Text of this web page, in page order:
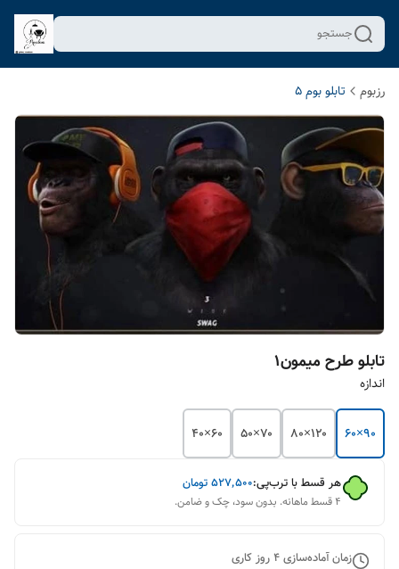
جستجو
رزبوم تابلو بوم 5
تابلو طرح میمون۱
اندازه
۹۰×۶۰ ۱۲۰×۸۰ ۷۰×۵۰ ۶۰×۴۰
هر قسط با ترب‌پی:۵۲۷٬۵۰۰تومان
۴ قسط ماهانه. بدون سود، چک و ضامن.
زمان آماده‌سازی4روز کاری